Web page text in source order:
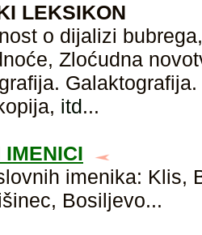
LEKSIKON
o dijalizi
Zloćudna
itd...
IMENICI
imenika: Klis,
Bosiljevo...